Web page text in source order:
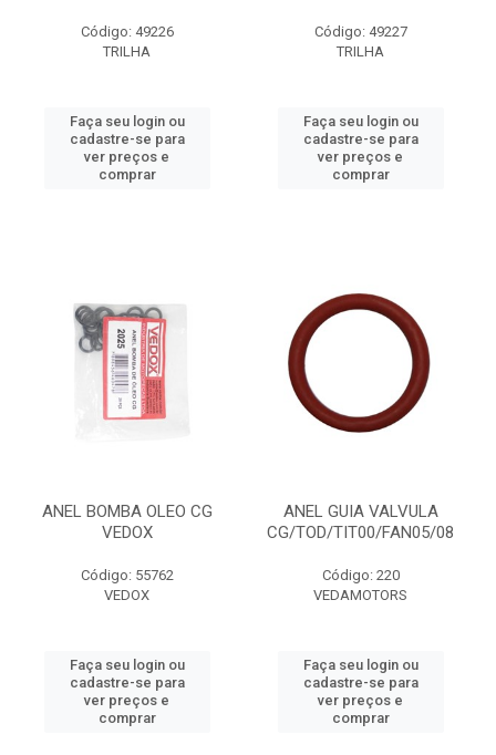
Código: 49226
TRILHA
Faça seu login ou
cadastre-se para
ver preços e
comprar
Código: 49227
TRILHA
Faça seu login ou
cadastre-se para
ver preços e
comprar
ANEL BOMBA OLEO CG
VEDOX
Código: 55762
VEDOX
Faça seu login ou
cadastre-se para
ver preços e
comprar
ANEL GUIA VALVULA
CG/TOD/TIT00/FAN05/08
Código: 220
VEDAMOTORS
Faça seu login ou
cadastre-se para
ver preços e
comprar